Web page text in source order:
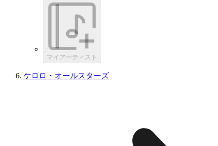
マイアーティスト
ケロロ・オールスターズ